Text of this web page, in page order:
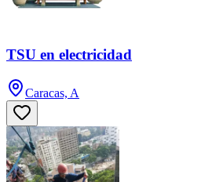
TSU en electricidad
Caracas, A